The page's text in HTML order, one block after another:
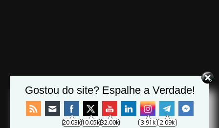
Gostou do site? Espalhe a Verdade!
20.03k10.05k32.00k 3.91k 2.09k